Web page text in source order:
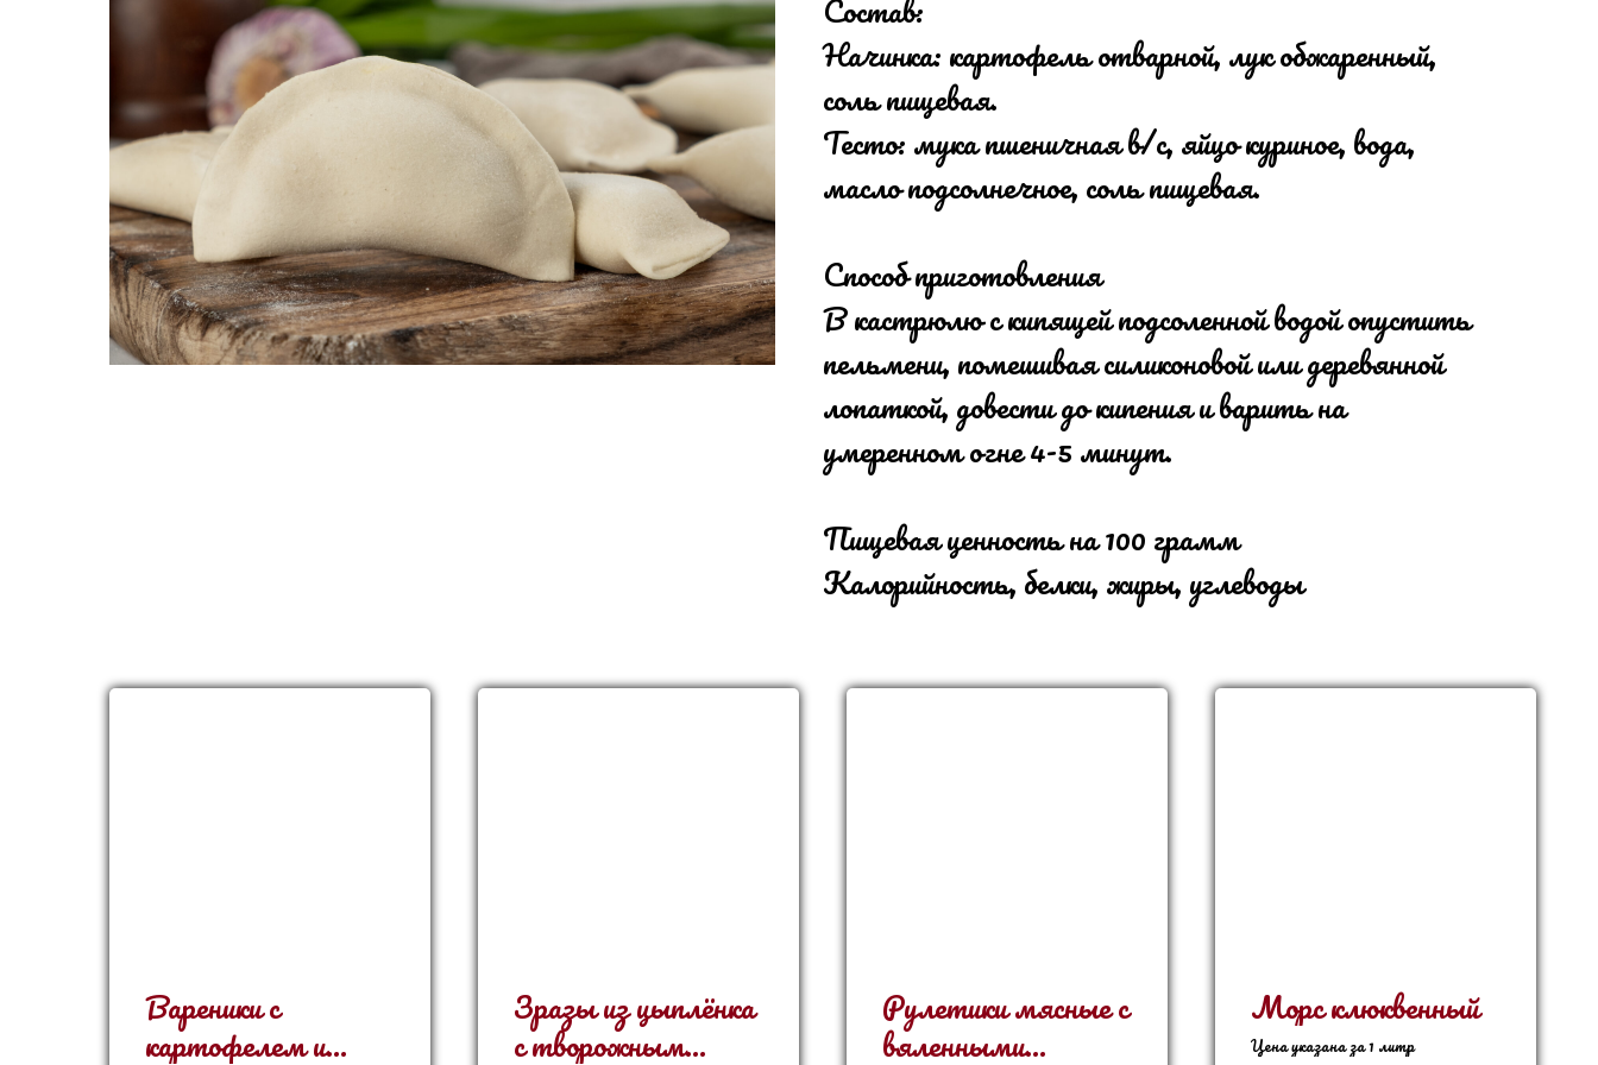
Состав:
Начинка: картофель отварной, лук обжаренный,
соль пищевая.
Тесто: мука пшеничная в/с, яйцо куриное, вода,
масло подсолнечное, соль пищевая.
Способ приготовления
В кастрюлю с кипящей подсоленной водой опустить
пельмени, помешивая силиконовой или деревянной
лопаткой, довести до кипения и варить на
умеренном огне 4-5 минут.
Пищевая ценность на 100 грамм
Калорийность, белки, жиры, углеводы
Вареники с
картофелем и
Зразы из цыплёнка
с творожным
Рулетики мясные с
вяленными
Морс клюквенный
Цена указана за 1 литр